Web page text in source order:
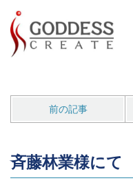
前の記事
斉藤林業様にて